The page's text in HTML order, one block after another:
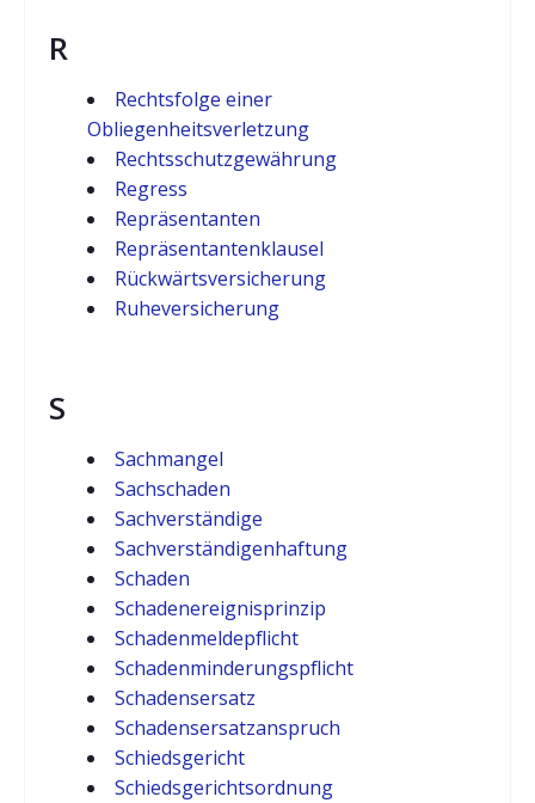
R
Rechtsfolge einer
Obliegenheitsverletzung
Rechtsschutzgewährung
Regress
Repräsentanten
Repräsentantenklausel
Rückwärtsversicherung
Ruheversicherung
S
Sachmangel
Sachschaden
Sachverständige
Sachverständigenhaftung
Schaden
Schadenereignisprinzip
Schadenmeldepflicht
Schadenminderungspflicht
Schadensersatz
Schadensersatzanspruch
Schiedsgericht
Schiedsgerichtsordnung